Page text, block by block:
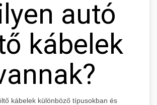
autó
kábelek
kábelek különböző típusokban és